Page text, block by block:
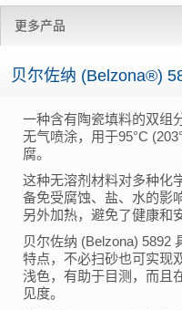
更多产品
贝尔佐纳 (Belzona®)
一种含有陶瓷填料的双组
无气喷涂，用于95°C
腐。
这种无溶剂材料对多种化
备免受腐蚀、盐、水的影
另外加热，避免了健康和
贝尔佐纳 (Belzona) 5892
特点，不必扫砂也可实现
浅色，有助于目测，而且
见度。